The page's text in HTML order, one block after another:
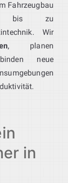
Fahrzeugbau
bis zu
Wir
, planen
neue
in